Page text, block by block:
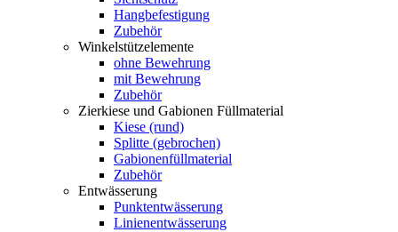
Hangbefestigung
Zubehör
Winkelstützelemente
ohne Bewehrung
mit Bewehrung
Zubehör
Zierkiese und Gabionen Füllmaterial
Kiese (rund)
Splitte (gebrochen)
Gabionenfüllmaterial
Zubehör
Entwässerung
Punktentwässerung
Linienentwässerung